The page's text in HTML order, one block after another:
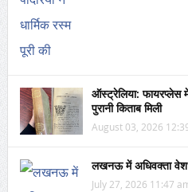
ऑस्ट्रेलिया: फायरप्लेस
पुरानी किताब मिली
August 03, 2026
लखनऊ में अधिवक्ता
July 27, 2026 11:47